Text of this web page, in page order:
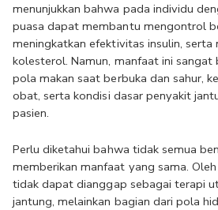
menunjukkan bahwa pada individu
puasa dapat membantu mengontrol
meningkatkan efektivitas insulin, serta
kolesterol. Namun, manfaat ini sangat
pola makan saat berbuka dan sahur,
obat, serta kondisi dasar penyakit
pasien.
Perlu diketahui bahwa tidak semua
memberikan manfaat yang sama.
tidak dapat dianggap sebagai terapi
jantung, melainkan bagian dari pola